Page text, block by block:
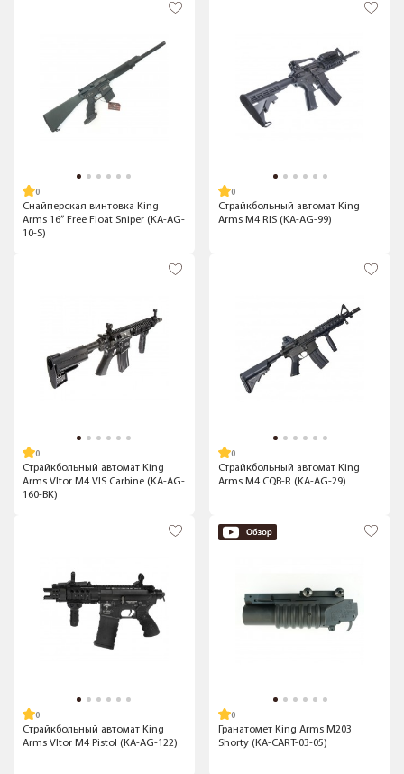
Снайперская винтовка King
Arms 16” Free Float Sniper (KA-AG-
10-S)
Страйкбольный автомат King
Arms M4 RIS (KA-AG-99)
Страйкбольный автомат King
Arms Vltor M4 VIS Carbine (KA-AG-
160-BK)
Страйкбольный автомат King
Arms M4 CQB-R (KA-AG-29)
Страйкбольный автомат King
Arms Vltor M4 Pistol (KA-AG-122)
Гранатомет King Arms M203
Shorty (KA-CART-03-05)